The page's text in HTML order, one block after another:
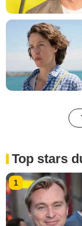
Top stars
1